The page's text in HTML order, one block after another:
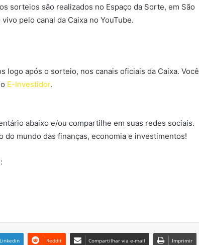
sorteios são realizados no Espaço da Sorte, em São
pelo canal da Caixa no YouTube.
logo após o sorteio, nos canais oficiais da Caixa. Você
E-Investidor.
abaixo e/ou compartilhe em suas redes sociais.
mundo das finanças, economia e investimentos!
Linkedin Reddit Compartilhar via e-mail Imprimir